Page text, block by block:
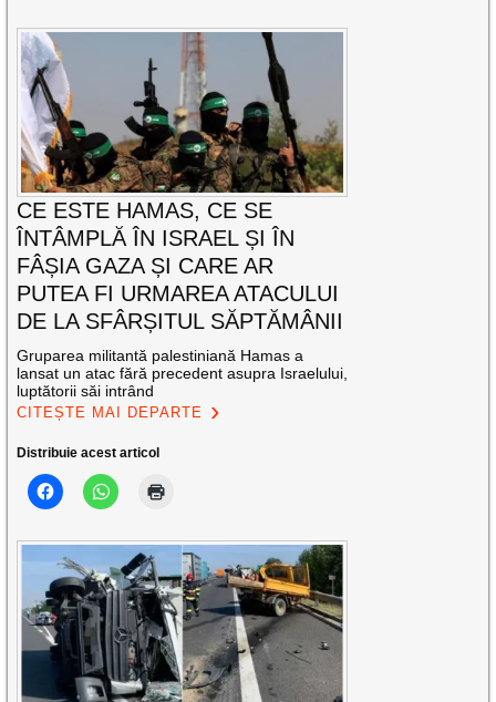
CE ESTE HAMAS, CE SE
ÎNTÂMPLĂ ÎN ISRAEL ȘI ÎN
FÂȘIA GAZA ȘI CARE AR
PUTEA FI URMAREA ATACULUI
DE LA SFÂRȘITUL SĂPTĂMÂNII
Gruparea militantă palestiniană Hamas a
lansat un atac fără precedent asupra Israelului,
luptătorii săi intrând
CITEȘTE MAI DEPARTE
Distribuie acest articol